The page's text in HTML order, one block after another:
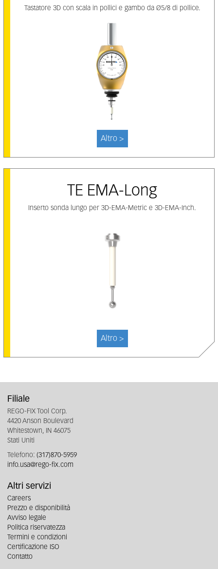
Tastatore 3D con scala in pollici e gambo da Ø5/8 di pollice.
Altro >
TE EMA-Long
Inserto sonda lungo per 3D-EMA-Metric e 3D-EMA-Inch.
Altro >
Filiale
REGO-FIX Tool Corp.
4420 Anson Boulevard
Whitestown, IN 46075
Stati Uniti
Telefono: (317)870-5959
info.usa@rego-fix.com
Altri servizi
Careers
Prezzo e disponibilità
Avviso legale
Politica riservatezza
Termini e condizioni
Certificazione ISO
Contatto